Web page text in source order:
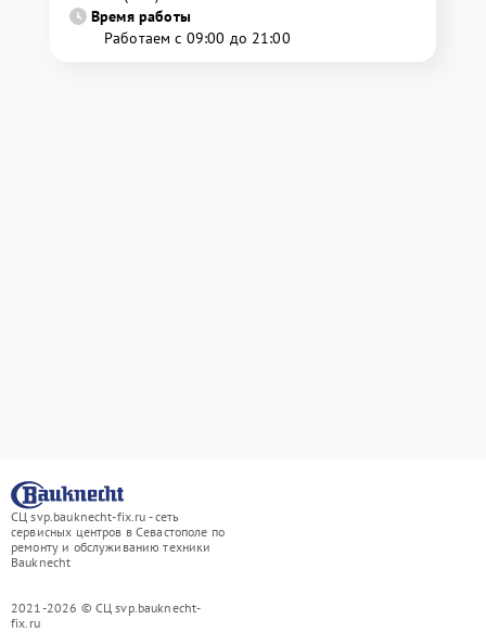
Время работы
Работаем с 09:00 до 21:00
СЦ svp.bauknecht-fix.ru - сеть
сервисных центров в Севастополе по
ремонту и обслуживанию техники
Bauknecht
2021-2026 © СЦ svp.bauknecht-
fix.ru